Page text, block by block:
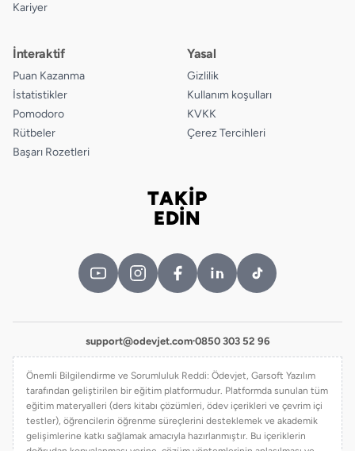
Kariyer
İnteraktif
Puan Kazanma
İstatistikler
Pomodoro
Rütbeler
Başarı Rozetleri
Yasal
Gizlilik
Kullanım koşulları
KVKK
Çerez Tercihleri
TAKİP
EDİN
support@odevjet.com·0850 303 52 96
Önemli Bilgilendirme ve Sorumluluk Reddi: Ödevjet, Garsoft Yazılım
tarafından geliştirilen bir eğitim platformudur. Platformda sunulan tüm
eğitim materyalleri (ders kitabı çözümleri, ödev içerikleri ve çevrim içi
testler), öğrencilerin öğrenme süreçlerini desteklemek ve akademik
gelişimlerine katkı sağlamak amacıyla hazırlanmıştır. Bu içeriklerin